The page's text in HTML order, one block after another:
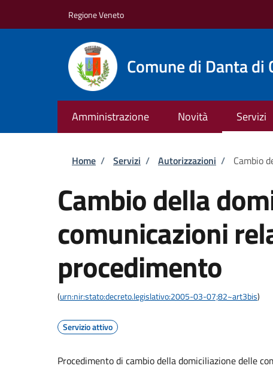
Regione Veneto
Comune di Danta di
Amministrazione Novità Servizi
Briciole di pane
Home / Servizi / Autorizzazioni / Cambio
Cambio della
comunicazioni
procedimento
(urn:nir:stato:decreto.legislativo:2005-03-07;82~art3bis)
Servizio attivo
Procedimento di cambio della domiciliazione delle